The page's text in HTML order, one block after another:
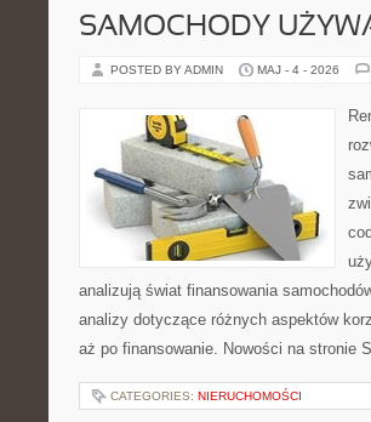
SAMOCHODY
POSTED BY ADMIN MAJ - 4 - 2026
analizują świat finansowania
analizy dotyczące różnych aspektów
aż po finansowanie. Nowości na stronie
CATEGORIES: NIERUCHOMOŚCI